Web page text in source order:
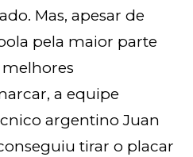
Mas, apesar de
pela maior parte
a equipe
argentino Juan
tirar o placar